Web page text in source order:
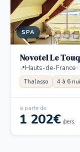
SPA
Novotel Le
Hauts-de-France
Thalasso 4 à 6
à partir de
1 202€ /pers.